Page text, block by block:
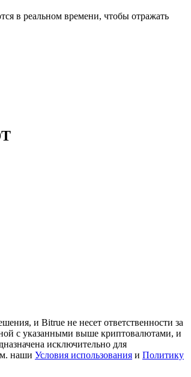
в реальном времени, чтобы отражать
и Bitrue не несет ответственности за
с указанными выше криптовалютами, и
исключительно для
наши Условия использования и Политику